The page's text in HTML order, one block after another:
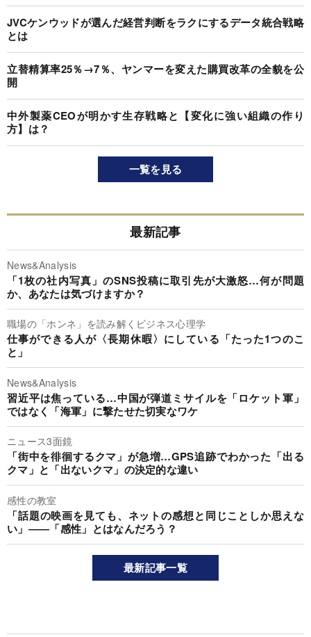
JVCケンウッドが選んだ経営判断をラクにするデータ統合戦略
とは
立替精算率25％→7％、ヤンマーを変えた購買改革の全貌を公
開
中外製薬CEOが明かす生存戦略と【変化に強い組織の作り
方】は？
一覧を見る
最新記事
News&Analysis
「1枚の社内写真」のSNS投稿に取引先が大激怒…何が問題
か、あなたは気づけますか？
職場の「ホンネ」を読み解くビジネス心理学
仕事ができる人が〈長期休暇〉にしている「たった1つのこ
と」
News&Analysis
習近平は焦っている…中国が弾道ミサイルを「ロケット軍」
ではなく「海軍」に撃たせた切実なワケ
ニュース3面鏡
「街中を徘徊するクマ」が急増…GPS追跡でわかった「出る
クマ」と「出ないクマ」の決定的な違い
感性の教室
「話題の映画を見ても、ネットの感想と同じことしか思えな
い」――「感性」とはなんだろう？
最新記事一覧